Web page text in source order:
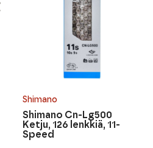
Shimano
Shimano Cn-Lg500
Ketju, 126 lenkkiä, 11-
Speed